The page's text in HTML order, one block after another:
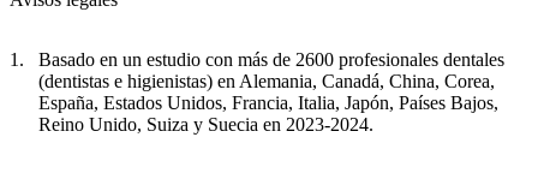
Basado en un estudio con más de 2600 profesionales dentales
(dentistas e higienistas) en Alemania, Canadá, China, Corea,
España, Estados Unidos, Francia, Italia, Japón, Países Bajos,
Reino Unido, Suiza y Suecia en 2023-2024.